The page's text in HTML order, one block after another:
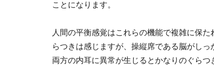
ことになります。
人間の平衡感覚はこれらの機能で複雑に保
らつきは感じますが、操縦席である脳がし
両方の内耳に異常が生じるとかなりのぐら